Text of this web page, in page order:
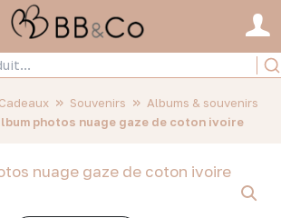
» Souvenirs » Albums & souvenirs
photos nuage gaze de coton ivoire